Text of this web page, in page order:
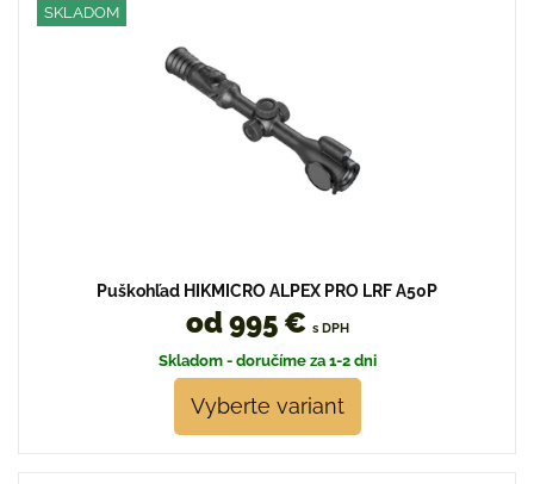
SKLADOM
Puškohľad HIKMICRO ALPEX PRO LRF A50P
od 995 € s DPH
Skladom - doručíme za 1-2 dni
Vyberte variant